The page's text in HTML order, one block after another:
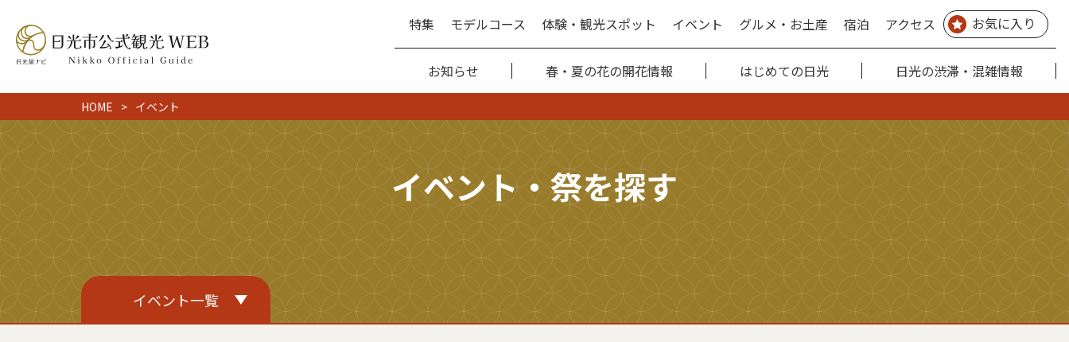
特集 モデルコース 体験・観光スポット イベント グルメ・お土産 宿泊 アクセス お気に入り
お知らせ 春・夏の花の開花情報 はじめての日光 日光の渋滞・混雑情報
HOME イベント
イベント・祭を探す
イベント一覧